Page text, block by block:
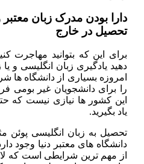
دارا بودن مدرک زبان
تحصیل در خارج
برای این که بتوانید مهاجرت
دهید یادگیری زبان انگلیسی
امروزه بسیاری از دانشگاه
را برای دانشجویان غیر بومی
این کشور ها نیازی نیست که
یاد بگیرید.
تحصیل به زبان انگلیسی پوئن
دانشگاه های معتبر دنیا وجود
از مهم ترین شرایطی است که